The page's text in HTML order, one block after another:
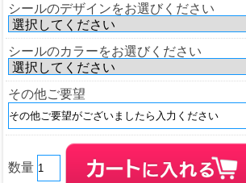
シールのデザインをお選びください
シールのカラーをお選びください
その他ご要望
数量